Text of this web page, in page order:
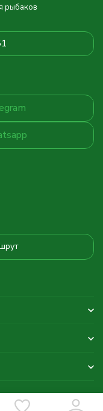
рыбаков